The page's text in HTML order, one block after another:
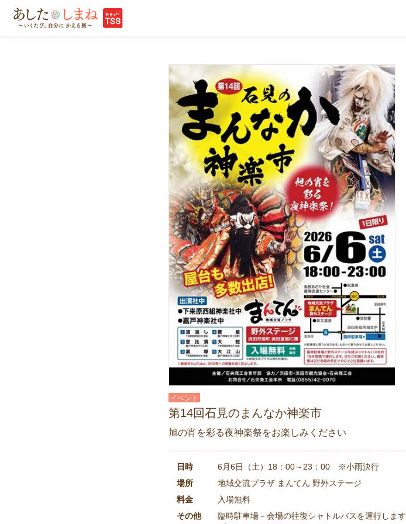
イベント
第14回石見のまんなか神楽市
旭の宵を彩る夜神楽祭をお楽しみください
日時
6月6日（土）18：00～23：00 ※小雨決行
場所
地域交流プラザ まんてん 野外ステージ
料金
入場無料
その他
臨時駐車場－会場の往復シャトルバスを運行します